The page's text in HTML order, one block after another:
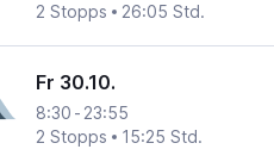
2 Stopps
26:05 Std.
Fr 30.10.
8:30 - 23:55
2 Stopps
15:25 Std.